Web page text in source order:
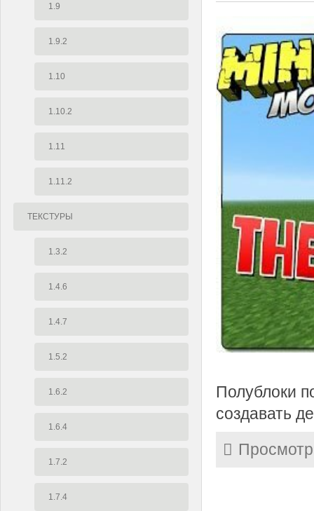
1.9
1.9.2
1.10
1.10.2
1.11
1.11.2
ТЕКСТУРЫ
1.3.2
1.4.6
1.4.7
1.5.2
1.6.2
1.6.4
1.7.2
1.7.4
Полублоки
создавать